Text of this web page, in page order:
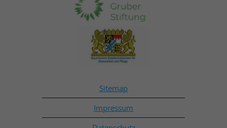
Sitemap
Impressum